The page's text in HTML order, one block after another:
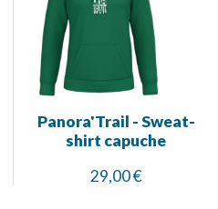
Panora'Trail - Sweat-
shirt capuche
29,00 €